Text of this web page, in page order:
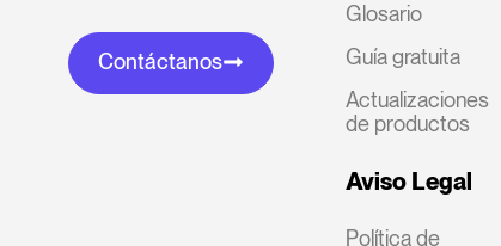
Contáctanos
Glosario
Guía gratuita
Actualizaciones
de productos
Aviso Legal
Política de